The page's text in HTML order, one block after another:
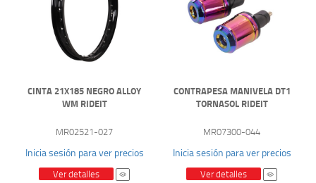
CINTA 21X185 NEGRO ALLOY
WM RIDEIT
MR02521-027
Inicia sesión para ver precios
Ver detalles
CONTRAPESA MANIVELA DT1
TORNASOL RIDEIT
MR07300-044
Inicia sesión para ver precios
Ver detalles